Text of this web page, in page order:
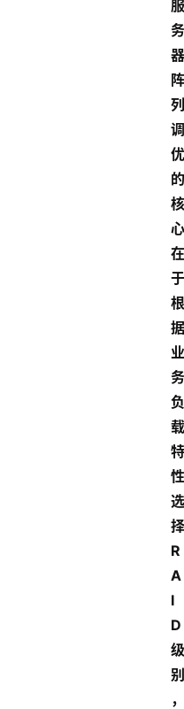
服
务
器
阵
列
调
优
的
核
心
在
于
根
据
业
务
负
载
特
性
选
择
R
A
I
D
级
别
，